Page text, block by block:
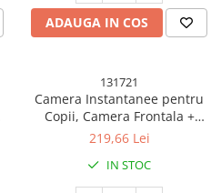
ADAUGA IN COS
131721
Camera Instantanee pentru
Copii, Camera Frontala +
Selfie, cu Functie de Printare,
Compatibil iOS/Android,
Imprimare APP, Model Iepure
219,66 Lei
IN STOC